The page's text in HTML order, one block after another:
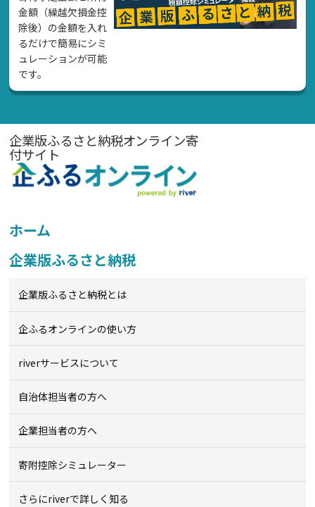
金額（繰越欠損金控
除後）の金額を入れ
るだけで簡易にシミ
ュレーションが可能
です。
企業版ふるさと納税オンライン寄
付サイト
ホーム
企業版ふるさと納税
企業版ふるさと納税とは
企ふるオンラインの使い方
riverサービスについて
自治体担当者の方へ
企業担当者の方へ
寄附控除シミュレーター
さらにriverで詳しく知る